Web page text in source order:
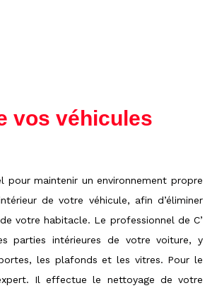
vos véhicules
pour maintenir un environnement propre
de votre véhicule, afin d’éliminer
votre habitacle. Le professionnel de C’
parties intérieures de votre voiture, y
les plafonds et les vitres. Pour le
Il effectue le nettoyage de votre